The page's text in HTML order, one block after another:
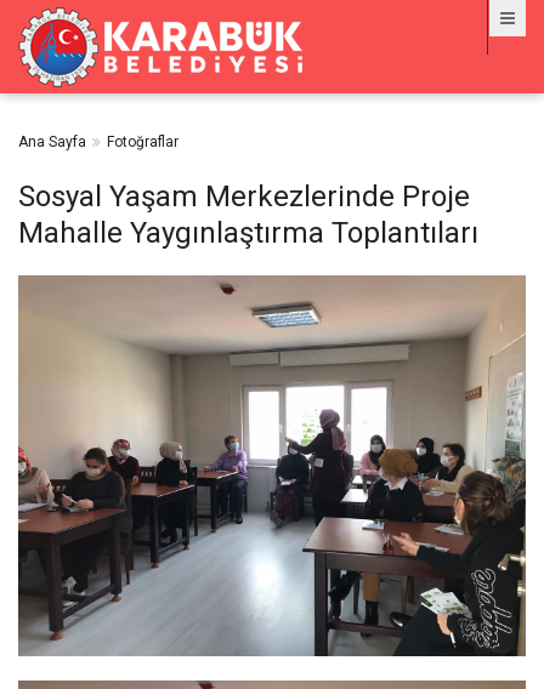
Ana Sayfa Fotoğraflar
Sosyal Yaşam Merkezlerinde Proje
Mahalle Yaygınlaştırma Toplantıları